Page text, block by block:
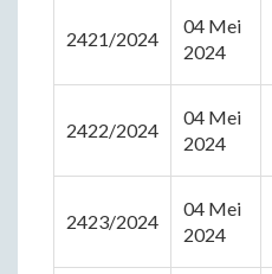
2421/2024
04 Mei
2024
2422/2024
04 Mei
2024
2423/2024
04 Mei
2024